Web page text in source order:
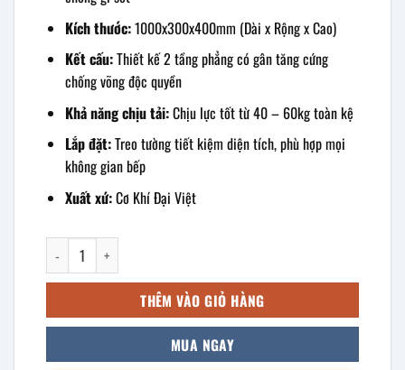
Kích thước:1000x300x400mm (Dài x Rộng x Cao)
Kết cấu:Thiết kế 2 tầng phẳng có gân tăng cứng
chống võng độc quyền
Khả năng chịu tải:Chịu lực tốt từ 40 – 60kg toàn kệ
Lắp đặt:Treo tường tiết kiệm diện tích, phù hợp mọi
không gian bếp
Xuất xứ:Cơ Khí Đại Việt
kệ phẳng inox 2 tầng treo tường 1000x300x400mm số lượng
THÊM VÀO GIỎ HÀNG
MUA NGAY